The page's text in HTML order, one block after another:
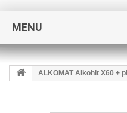
MENU
ALKOMAT Alkohit X60 +